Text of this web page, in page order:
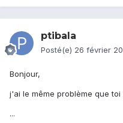
ptibala
Posté(e) 26 février
Bonjour,
j'ai le même problème que
...